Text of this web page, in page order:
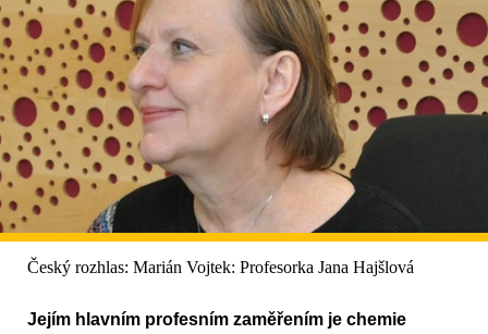
Český rozhlas: Marián Vojtek: Profesorka Jana Hajšlová
Jejím hlavním profesním zaměřením je chemie